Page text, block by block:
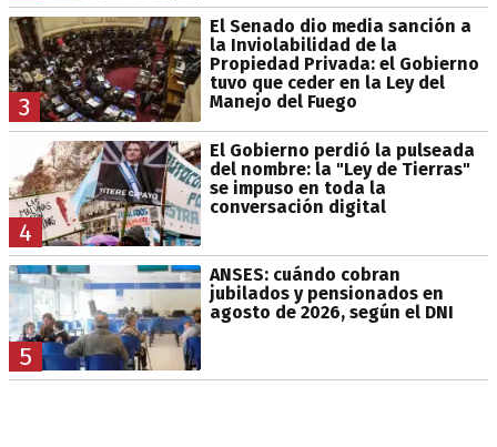
3
El Senado dio media sanción a
la Inviolabilidad de la
Propiedad Privada: el Gobierno
tuvo que ceder en la Ley del
Manejo del Fuego
4
El Gobierno perdió la pulseada
del nombre: la "Ley de Tierras"
se impuso en toda la
conversación digital
5
ANSES: cuándo cobran
jubilados y pensionados en
agosto de 2026, según el DNI